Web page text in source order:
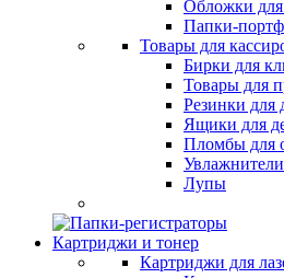
Обложки
Папки-
Товары для
Бирки для
Товары для
Резинки для
Ящики для
Пломбы для
Увлажнители
Лупы
Картриджи и тонер
Картриджи для